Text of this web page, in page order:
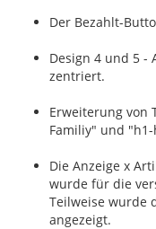
Der Bezahlt-
Design 4 und 5 -
zentriert.
Erweiterung von
Familiy" und
Die Anzeige x
wurde für die
Teilweise wurde
angezeigt.